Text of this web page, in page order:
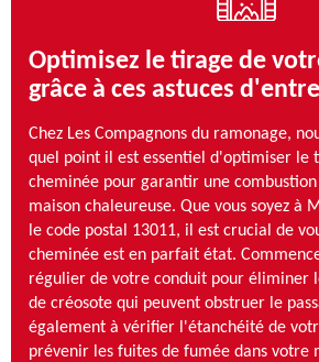
Optimisez le tirage de
grâce à ces astuces
Chez Les Compagnons du ramonage,
quel point il est essentiel d'optimiser le
cheminée pour garantir une
maison chaleureuse. Que vous soyez à
le code postal 13011, il est crucial de
cheminée est en parfait état.
régulier de votre conduit pour éliminer
de créosote qui peuvent obstruer le
également à vérifier l'étanchéité de
prévenir les fuites de fumée dans votre